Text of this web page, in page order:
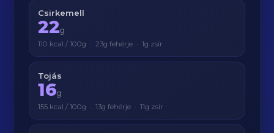
Csirkemell
22g
110 kcal / 100g · 23g fehérje · 1g zsír
Tojás
16g
155 kcal / 100g · 13g fehérje · 11g zsír